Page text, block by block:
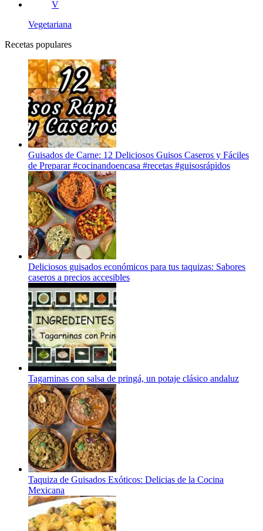
V
Vegetariana
Recetas populares
Guisados de Carne: 12 Deliciosos Guisos Caseros y Fáciles
de Preparar #cocinandoencasa #recetas #guisosrápidos
Deliciosos guisados económicos para tus taquizas: Sabores
caseros a precios accesibles
Tagarninas con salsa de pringá, un potaje clásico andaluz
Taquiza de Guisados Exóticos: Delicias de la Cocina
Mexicana